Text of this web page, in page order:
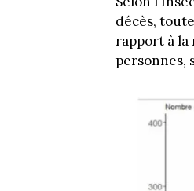
décès,
rapport à la
personnes,